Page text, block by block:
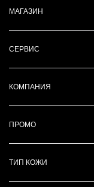
МАГАЗИН
СЕРВИС
КОМПАНИЯ
ПРОМО
ТИП КОЖИ